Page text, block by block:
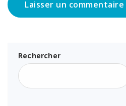
Rechercher